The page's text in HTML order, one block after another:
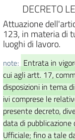
DECRETO
Attuazione
123, in materia di
luoghi di lavoro.
note: Entrata in
cui agli artt. 17,
disposizioni in tema
ivi comprese le
presente decreto,
data di
Ufficiale; fino a tale